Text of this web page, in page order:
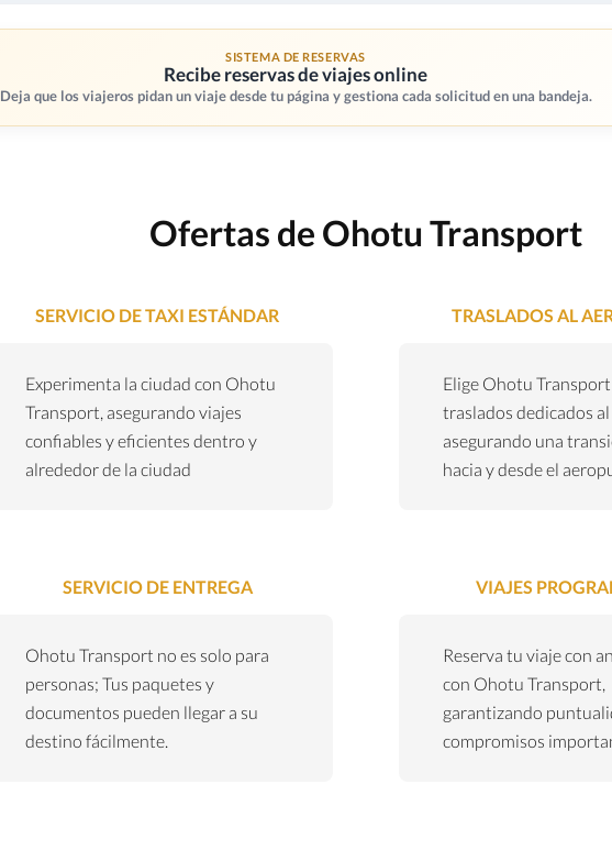
SISTEMA DE RESERVAS
Recibe reservas de viajes online
Deja que los viajeros pidan un viaje desde tu página y gestiona cada solicitud en una bandeja.
Ofertas de Ohotu Transport
SERVICIO DE TAXI ESTÁNDAR
Experimenta la ciudad con Ohotu
Transport, asegurando viajes
confiables y eficientes dentro y
alrededor de la ciudad
TRASLADOS AL
Elige Ohotu
traslados dedicados
asegurando una
hacia y desde el
SERVICIO DE ENTREGA
Ohotu Transport no es solo para
personas; Tus paquetes y
documentos pueden llegar a su
destino fácilmente.
VIAJES
Reserva tu viaje con
con Ohotu Transport,
garantizando
compromisos